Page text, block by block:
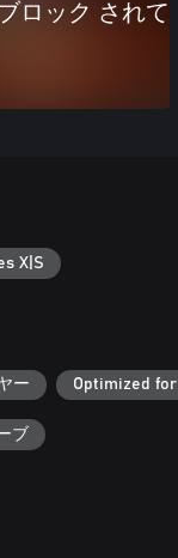
ロック されて
X|S
ー Optimized
ブ